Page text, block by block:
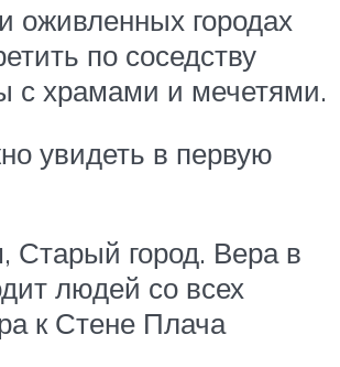
оживленных городах
по соседству
с храмами и мечетями.
увидеть в первую
Старый город. Вера в
людей со всех
к Стене Плача